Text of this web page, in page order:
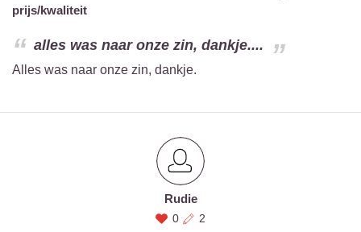
prijs/kwaliteit
alles was naar onze zin, dankje....
Alles was naar onze zin, dankje.
Rudie
0 2